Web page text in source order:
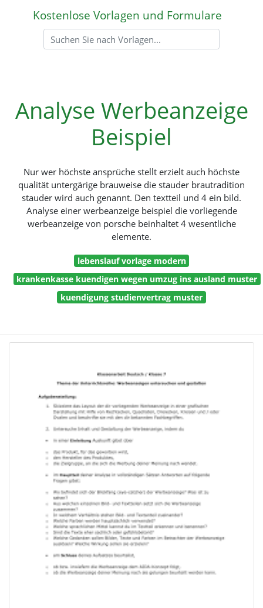
Kostenlose Vorlagen und Formulare
Analyse Werbeanzeige
Beispiel
Nur wer höchste ansprüche stellt erzielt auch höchste
qualität untergärige brauweise die stauder brautradition
stauder wird auch genannt. Den textteil und 4 ein bild.
Analyse einer werbeanzeige beispiel die vorliegende
werbeanzeige von porsche beinhaltet 4 wesentliche
elemente.
lebenslauf vorlage modern
krankenkasse kuendigen wegen umzug ins ausland muster
kuendigung studienvertrag muster